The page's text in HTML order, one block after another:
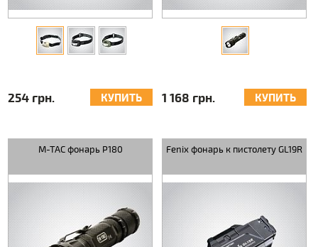
254 грн. КУПИТЬ 1 168 грн. КУПИТЬ
M-TAC фонарь P180 Fenix фонарь к пистолету GL19R